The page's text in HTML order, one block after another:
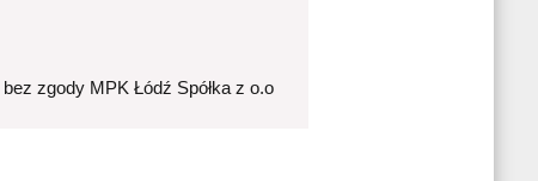
zgody MPK Łódź Spółka z o.o